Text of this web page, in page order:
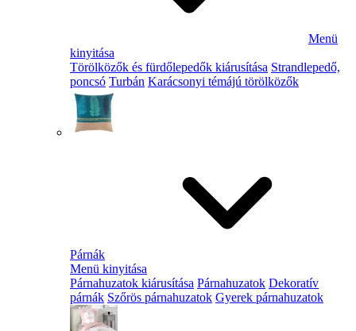
Menü
kinyitása
Törölközők és fürdőlepedők kiárusítása Strandlepedő,
poncsó Turbán Karácsonyi témájú törölközők
Párnák
Menü kinyitása
Párnahuzatok kiárusítása Párnahuzatok Dekoratív
párnák Szőrös párnahuzatok Gyerek párnahuzatok